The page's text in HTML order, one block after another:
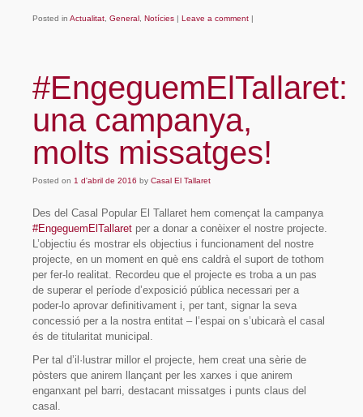
Posted in Actualitat General Notícies | Leave a comment |
#EngeguemElTallaret:
una campanya,
molts missatges!
Posted on 1 d'abril de 2016 by Casal El Tallaret
Des del Casal Popular El Tallaret hem començat la campanya
#EngeguemElTallaret per a donar a conèixer el nostre projecte.
L’objectiu és mostrar els objectius i funcionament del nostre
projecte, en un moment en què ens caldrà el suport de tothom
per fer-lo realitat. Recordeu que el projecte es troba a un pas
de superar el període d’exposició pública necessari per a
poder-lo aprovar definitivament i, per tant, signar la seva
concessió per a la nostra entitat – l’espai on s’ubicarà el casal
és de titularitat municipal.
Per tal d’il·lustrar millor el projecte, hem creat una sèrie de
pòsters que anirem llançant per les xarxes i que anirem
enganxant pel barri, destacant missatges i punts claus del
casal.